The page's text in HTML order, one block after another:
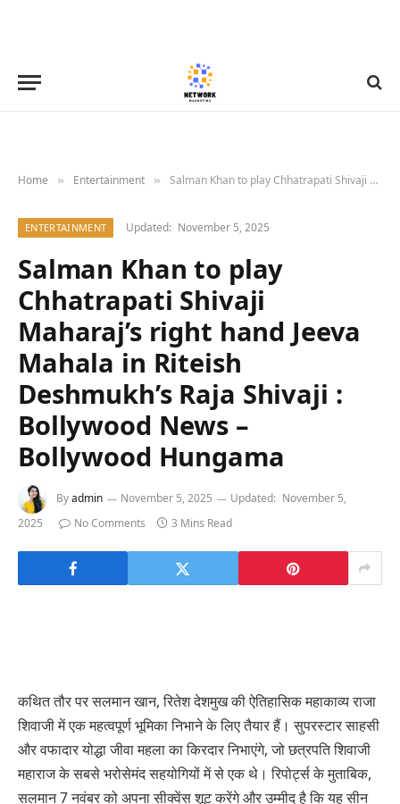
Home » Entertainment » Salman Khan to play Chhatrapati Shivaji Maharaj’s right hand Jeeva Mahala in Riteish Deshmukh’s Raja Shivaji : Bollywood News – Bollywood Hungama
ENTERTAINMENT Updated: November 5, 2025
Salman Khan to play
Chhatrapati Shivaji
Maharaj’s right hand Jeeva
Mahala in Riteish
Deshmukh’s Raja Shivaji :
Bollywood News –
Bollywood Hungama
Byadmin November 5, 2025 Updated: November 5,
2025
No Comments 3 Mins Read
कथित तौर पर सलमान खान, रितेश देशमुख की ऐतिहासिक महाकाव्य राजा
शिवाजी में एक महत्वपूर्ण भूमिका निभाने के लिए तैयार हैं। सुपरस्टार साहसी
और वफादार योद्धा जीवा महला का किरदार निभाएंगे, जो छत्रपति शिवाजी
महाराज के सबसे भरोसेमंद सहयोगियों में से एक थे। रिपोर्ट्स के मुताबिक,
सलमान 7 नवंबर को अपना सीक्वेंस शूट करेंगे और उम्मीद है कि यह सीन